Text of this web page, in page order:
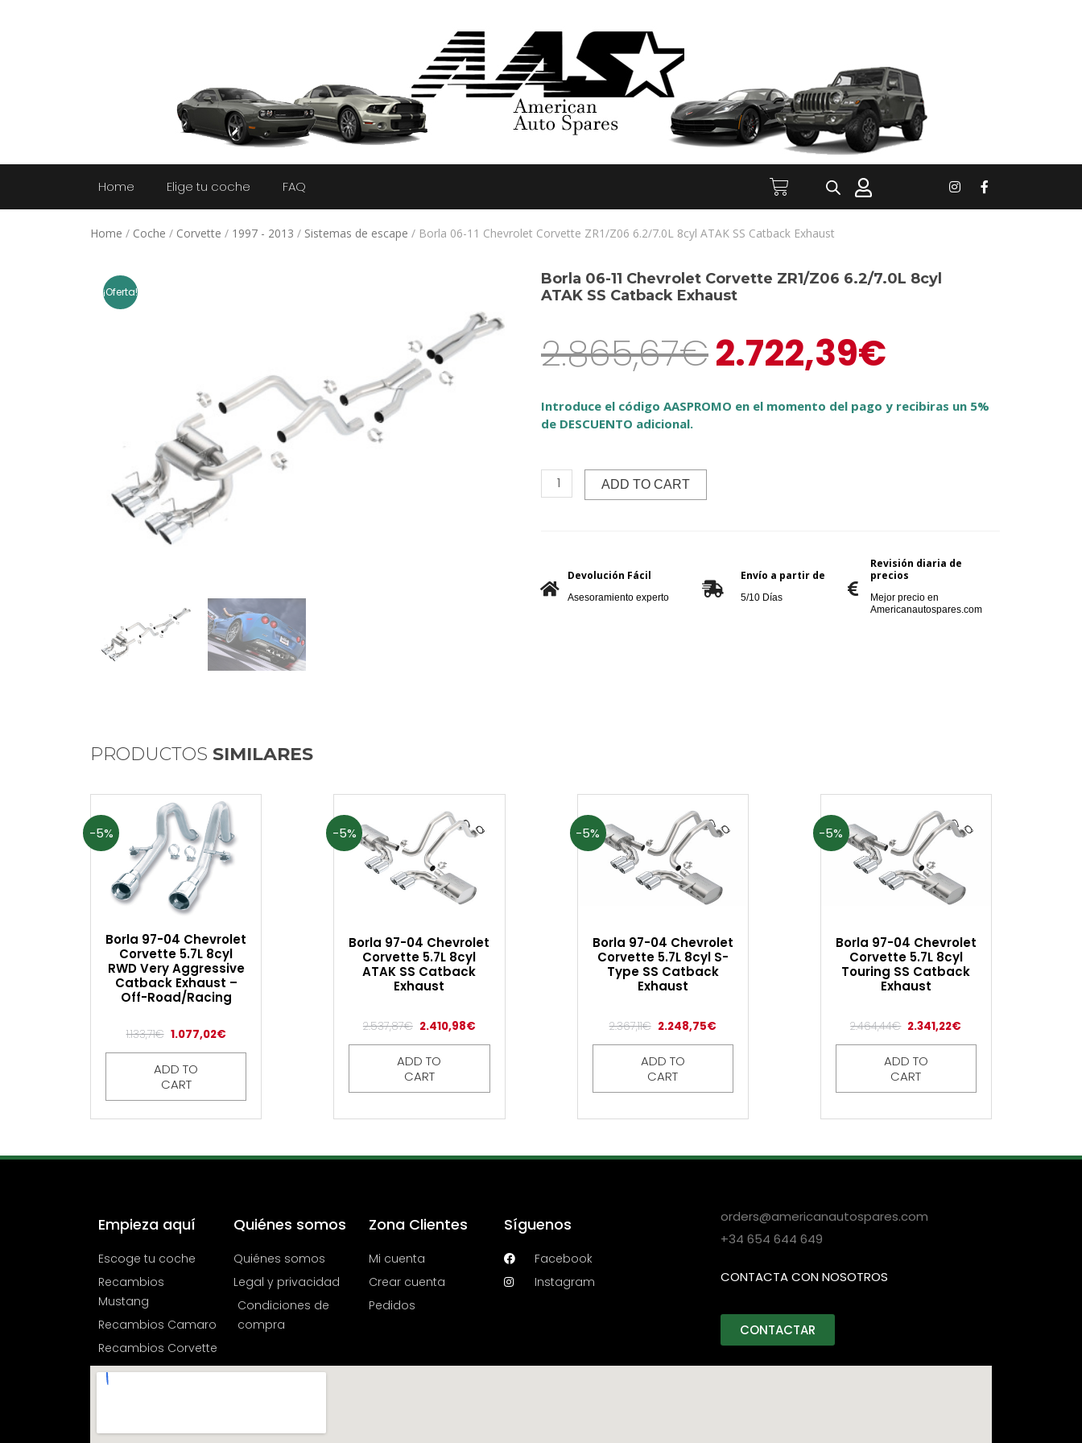
Home Elige tu coche FAQ
Home / Coche / Corvette / 1997 - 2013 / Sistemas de escape / Borla 06-11 Chevrolet Corvette ZR1/Z06 6.2/7.0L 8cyl ATAK SS Catback Exhaust
¡Oferta!
Borla 06-11 Chevrolet Corvette ZR1/Z06 6.2/7.0L 8cyl
ATAK SS Catback Exhaust
2.865,67€2.722,39€
Introduce el código AASPROMO en el momento del pago y recibiras un 5%
de DESCUENTO adicional.
ADD TO CART
Devolución Fácil
Asesoramiento experto
Envío a partir de
5/10 Días
Revisión diaria de
precios
Mejor precio en
Americanautospares.com
PRODUCTOS SIMILARES
-5%
Borla 97-04 Chevrolet
Corvette 5.7L 8cyl
RWD Very Aggressive
Catback Exhaust –
Off-Road/Racing
1.133,71€ 1.077,02€
ADD TO
CART
-5%
Borla 97-04 Chevrolet
Corvette 5.7L 8cyl
ATAK SS Catback
Exhaust
2.537,87€ 2.410,98€
ADD TO
CART
-5%
Borla 97-04 Chevrolet
Corvette 5.7L 8cyl S-
Type SS Catback
Exhaust
2.367,11€ 2.248,75€
ADD TO
CART
-5%
Borla 97-04 Chevrolet
Corvette 5.7L 8cyl
Touring SS Catback
Exhaust
2.464,44€ 2.341,22€
ADD TO
CART
Empieza aquí
Escoge tu coche
Recambios
Mustang
Recambios Camaro
Recambios Corvette
Quiénes somos
Quiénes somos
Legal y privacidad
Condiciones de
compra
Zona Clientes
Mi cuenta
Crear cuenta
Pedidos
Síguenos
Facebook
Instagram
orders@americanautospares.com
+34 654 644 649
CONTACTA CON NOSOTROS
CONTACTAR